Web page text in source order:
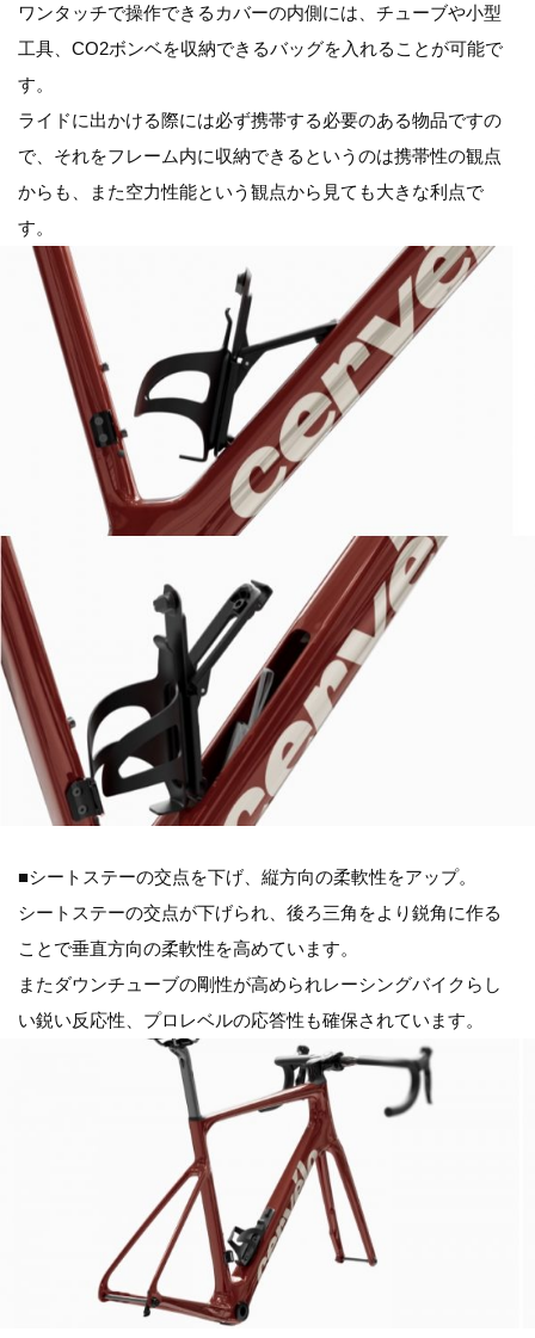
ワンタッチで操作できるカバーの内側には、チューブや小型
工具、CO2ボンベを収納できるバッグを入れることが可能で
す。
ライドに出かける際には必ず携帯する必要のある物品ですの
で、それをフレーム内に収納できるというのは携帯性の観点
からも、また空力性能という観点から見ても大きな利点で
す。
■シートステーの交点を下げ、縦方向の柔軟性をアップ。
シートステーの交点が下げられ、後ろ三角をより鋭角に作る
ことで垂直方向の柔軟性を高めています。
またダウンチューブの剛性が高められレーシングバイクらし
い鋭い反応性、プロレベルの応答性も確保されています。